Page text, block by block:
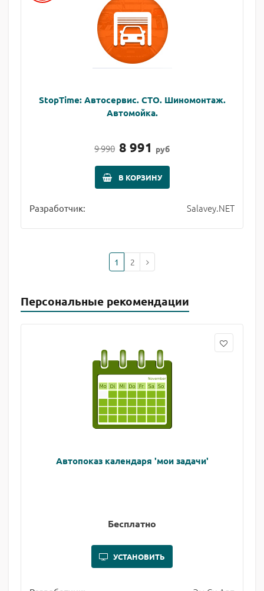
StopTime: Автосервис. СТО. Шиномонтаж.
Автомойка.
9 990 8 991 руб
В КОРЗИНУ
Разработчик: Salavey.NET
1 2
Персональные рекомендации
Автопоказ календаря 'мои задачи'
Бесплатно
УСТАНОВИТЬ